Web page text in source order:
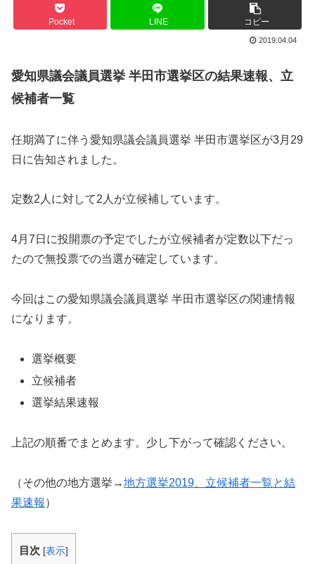
Pocket LINE コピー
2019.04.04
愛知県議会議員選挙 半田市選挙区の結果速報、立
候補者一覧
任期満了に伴う愛知県議会議員選挙 半田市選挙区が3月29
日に告知されました。
定数2人に対して2人が立候補しています。
4月7日に投開票の予定でしたが立候補者が定数以下だっ
たので無投票での当選が確定しています。
今回はこの愛知県議会議員選挙 半田市選挙区の関連情報
になります。
選挙概要
立候補者
選挙結果速報
上記の順番でまとめます。少し下がって確認ください。
（その他の地方選挙→地方選挙2019、立候補者一覧と結
果速報 ）
目次 [表示]